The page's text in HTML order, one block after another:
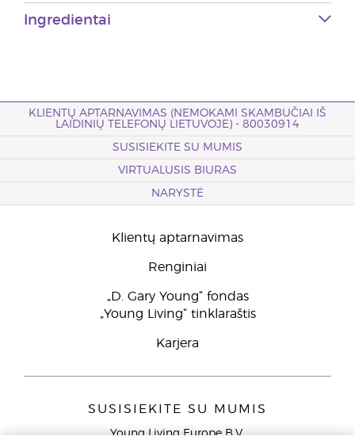
Ingredientai
KLIENTŲ APTARNAVIMAS (NEMOKAMI SKAMBUČIAI IŠ
LAIDINIŲ TELEFONŲ LIETUVOJE) - 80030914
SUSISIEKITE SU MUMIS
VIRTUALUSIS BIURAS
NARYSTĖ
Klientų aptarnavimas
Renginiai
„D. Gary Young“ fondas
„Young Living“ tinklaraštis
Karjera
SUSISIEKITE SU MUMIS
Young Living Europe B.V.